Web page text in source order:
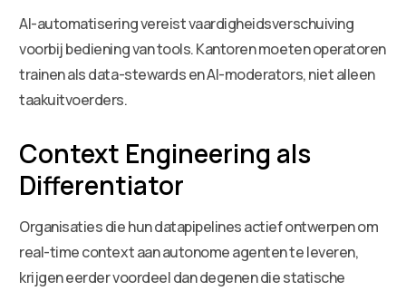
AI-automatisering vereist vaardigheidsverschuiving
voorbij bediening van tools. Kantoren moeten operatoren
trainen als data-stewards en AI-moderators, niet alleen
taakuitvoerders.
Context Engineering als
Differentiator
Organisaties die hun datapipelines actief ontwerpen om
real-time context aan autonome agenten te leveren,
krijgen eerder voordeel dan degenen die statische